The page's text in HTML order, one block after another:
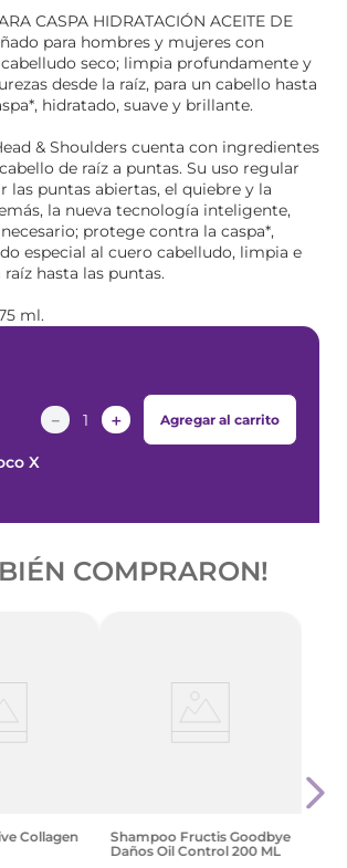
CASPA HIDRATACIÓN ACEITE DE
para hombres y mujeres con
seco; limpia profundamente y
desde la raíz, para un cabello hasta
hidratado, suave y brillante.
& Shoulders cuenta con ingredientes
de raíz a puntas. Su uso regular
las puntas abiertas, el quiebre y la
la nueva tecnología inteligente,
protege contra la caspa*,
especial al cuero cabelludo, limpia e
hasta las puntas.
ml.
X
＋
－ Agregar al carrito
COMPRARON!
Collagen
Shampoo Fructis Goodbye
Daños Oil Control 200 ML